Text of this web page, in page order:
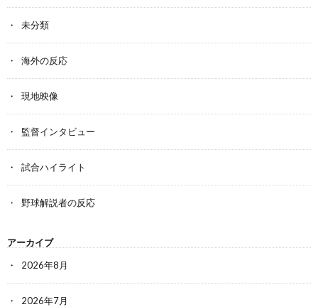
未分類
海外の反応
現地映像
監督インタビュー
試合ハイライト
野球解説者の反応
アーカイブ
2026年8月
2026年7月